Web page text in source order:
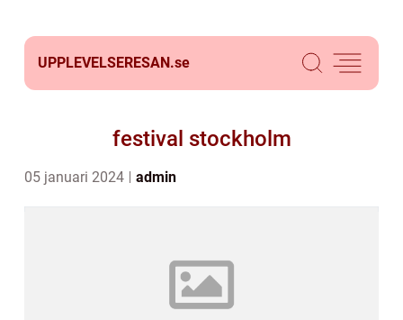
UPPLEVELSERESAN.se
festival stockholm
05 januari 2024 admin